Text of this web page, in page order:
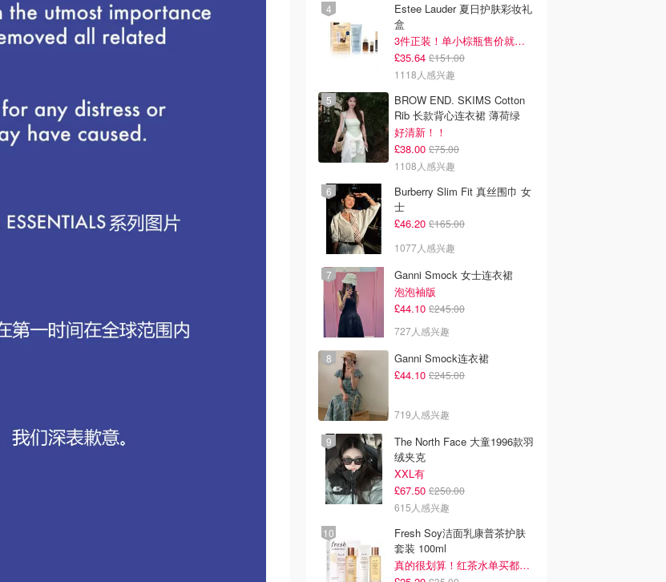
Estee Lauder 夏日护肤彩妆礼
盒
3件正装！单小棕瓶售价就要£65！
£35.64 £151.00
1118人感兴趣
BROW END. SKIMS Cotton
Rib 长款背心连衣裙 薄荷绿
好清新！！
£38.00 £75.00
1108人感兴趣
Burberry Slim Fit 真丝围巾 女
士
£46.20 £165.00
1077人感兴趣
Ganni Smock 女士连衣裙
泡泡袖版
£44.10 £245.00
727人感兴趣
Ganni Smock连衣裙
£44.10 £245.00
719人感兴趣
The North Face 大童1996款羽
绒夹克
XXL有
£67.50 £250.00
615人感兴趣
Fresh Soy洁面乳康普茶护肤
套装 100ml
真的很划算！红茶水单买都要£35！